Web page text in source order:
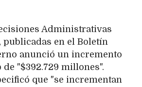
Administrativas
publicadas en el Boletín
anunció un incremento
"$392.729 millones".
que "se incrementan